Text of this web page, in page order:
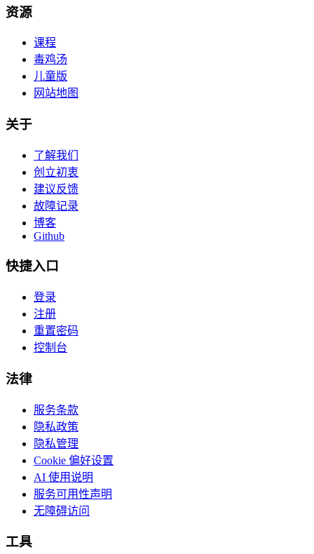
资源
课程
毒鸡汤
儿童版
网站地图
关于
了解我们
创立初衷
建议反馈
故障记录
博客
Github
快捷入口
登录
注册
重置密码
控制台
法律
服务条款
隐私政策
隐私管理
Cookie 偏好设置
AI 使用说明
服务可用性声明
无障碍访问
工具